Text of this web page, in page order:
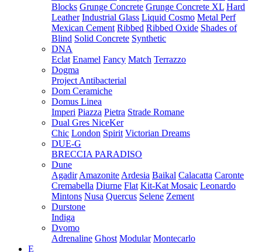
Blocks Grunge Concrete Grunge Concrete XL Hard
Leather Industrial Glass Liquid Cosmo Metal Perf
Mexican Cement Ribbed Ribbed Oxide Shades of
Blind Solid Concrete Synthetic
DNA
Eclat Enamel Fancy Match Terrazzo
Dogma
Project Antibacterial
Dom Ceramiche
Domus Linea
Imperi Piazza Pietra Strade Romane
Dual Gres NiceKer
Chic London Spirit Victorian Dreams
DUE-G
BRECCIA PARADISO
Dune
Agadir Amazonite Ardesia Baikal Calacatta Caronte
Cremabella Diurne Flat Kit-Kat Mosaic Leonardo
Mintons Nusa Quercus Selene Zement
Durstone
Indiga
Dvomo
Adrenaline Ghost Modular Montecarlo
E